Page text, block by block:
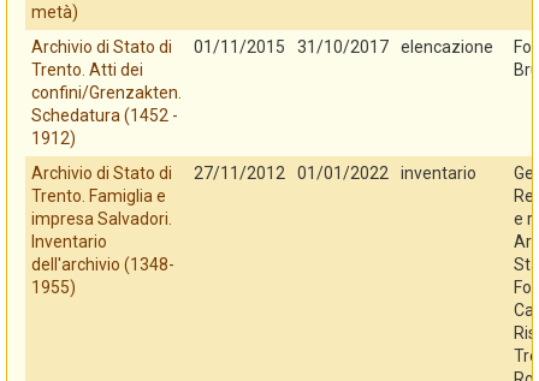
metà)
Archivio di Stato di
Trento. Atti dei
confini/Grenzakten.
Schedatura (1452 -
1912)
01/11/2015 31/10/2017 elencazione
Archivio di Stato di
Trento. Famiglia e
impresa Salvadori.
Inventario
dell'archivio (1348-
1955)
27/11/2012 01/01/2022 inventario
e